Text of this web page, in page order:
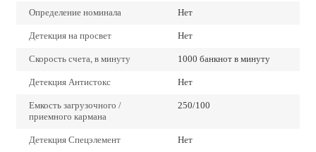
Определение номинала Нет
Детекция на просвет Нет
Скорость счета, в минуту 1000 банкнот в минуту
Детекция Антистокс Нет
Емкость загрузочного /
приемного кармана
250/100
Детекция Спецэлемент Нет